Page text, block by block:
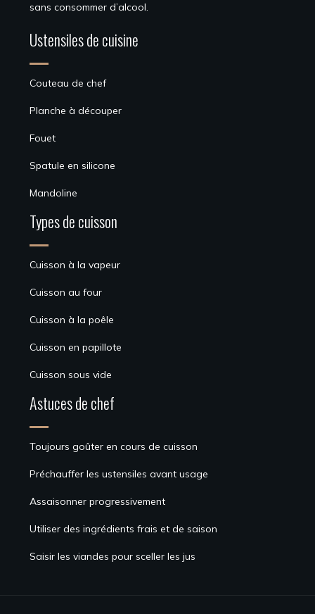
sans consommer d’alcool.
Ustensiles de cuisine
Couteau de chef
Planche à découper
Fouet
Spatule en silicone
Mandoline
Types de cuisson
Cuisson à la vapeur
Cuisson au four
Cuisson à la poêle
Cuisson en papillote
Cuisson sous vide
Astuces de chef
Toujours goûter en cours de cuisson
Préchauffer les ustensiles avant usage
Assaisonner progressivement
Utiliser des ingrédients frais et de saison
Saisir les viandes pour sceller les jus